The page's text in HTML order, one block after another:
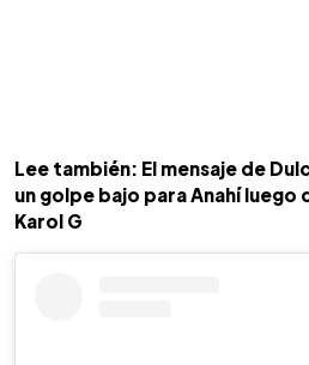
Lee también: El mensaje de
un golpe bajo para Anahí luego
Karol G